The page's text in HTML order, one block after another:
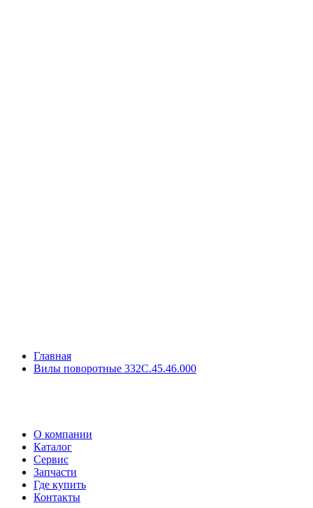
Главная
Вилы поворотные 332С.45.46.000
О компании
Каталог
Сервис
Запчасти
Где купить
Контакты